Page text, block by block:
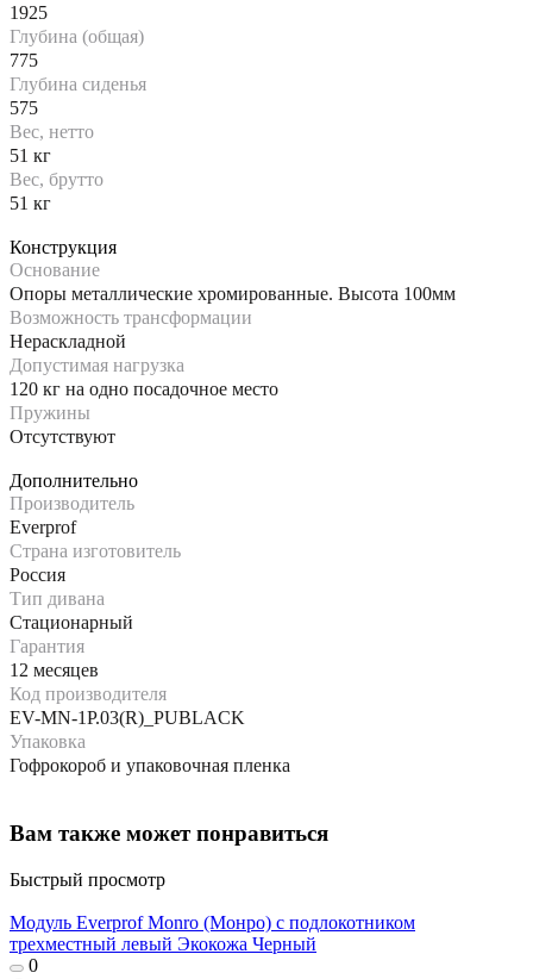
1925
Глубина (общая)
775
Глубина сиденья
575
Вес, нетто
51 кг
Вес, брутто
51 кг
Конструкция
Основание
Опоры металлические хромированные. Высота 100мм
Возможность трансформации
Нераскладной
Допустимая нагрузка
120 кг на одно посадочное место
Пружины
Отсутствуют
Дополнительно
Производитель
Everprof
Страна изготовитель
Россия
Тип дивана
Стационарный
Гарантия
12 месяцев
Код производителя
EV-MN-1P.03(R)_PUBLACK
Упаковка
Гофрокороб и упаковочная пленка
Вам также может понравиться
Быстрый просмотр
Модуль Everprof Monro (Монро) с подлокотником
трехместный левый Экокожа Черный
0